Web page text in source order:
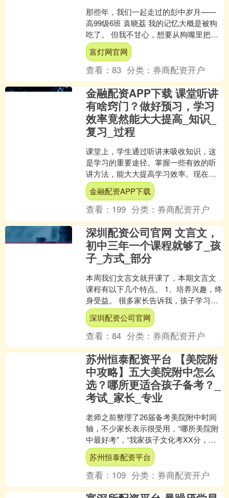
那些年，我们一起走过的彭中岁月——
高99级6班 袁晓荔 我的记忆大概是被狗
吃了。 但我不甘心，想要从狗嘴里把它
拽回来。 我试图让自己回到29年前，那
是1996年....
富灯网官网
查看：83 分类： 券商配资开户
金融配资APP下载 课堂听讲
有啥窍门？做好预习，学习
效率竟然能大大提高_知识_
复习_过程
课堂上，学生通过听讲来吸收知识，这
是学习的重要途径。掌握一些有效的听
讲方法，能大大提高学习效率。现在，
我就来分享一些课堂听讲的小窍门。 做
好预习 课前预习是课堂....
金融配资APP下载
查看： 199 分类： 券商配资开户
深圳配资公司官网 文言文，
初中三年一个课程就够了_孩
子_方式_部分
本周我们文言文就开课了，本期文言文
课程有以下几个特点。 1、培养兴趣，终
身受益。 很多家长告诉我，孩子学习文
言文没有兴趣，一看文言文就犯困，更
别提让他背诵和完成....
深圳配资公司官网
查看：84 分类： 券商配资开户
苏州恒泰配资平台 【美院附
中攻略】五大美院附中怎么
选？哪所更适合孩子备考？_
考试_家长_专业
老师之前整理了26届备考美院附中时间
轴，不少家长表示很受用，“哪所美院附
中最好考”，“我家孩子文化考XX分，能
考吗”，“我们家孩子考哪所附中未来好上
本科”成了不....
苏州恒泰配资平台
查看： 109 分类： 券商配资开户